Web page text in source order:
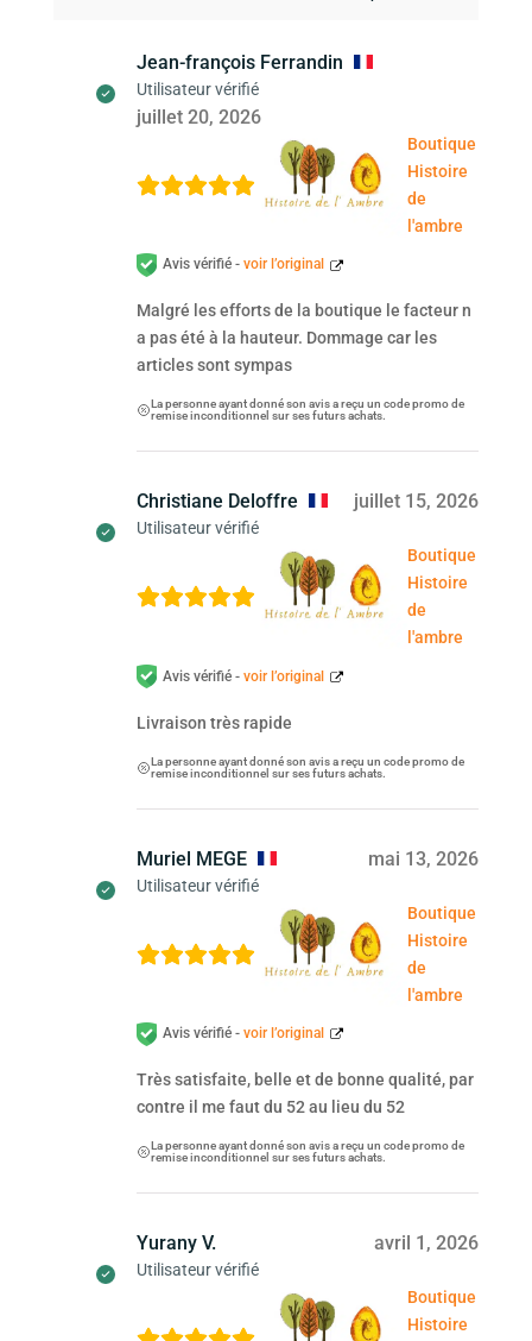
Jean-françois Ferrandin
Utilisateur vérifié
juillet 20, 2026
Boutique
Histoire
de
l'ambre
Avis vérifié - voir l’original
Malgré les efforts de la boutique le facteur n
a pas été à la hauteur. Dommage car les
articles sont sympas
La personne ayant donné son avis a reçu un code promo de
remise inconditionnel sur ses futurs achats.
Christiane Deloffre
Utilisateur vérifié
juillet 15, 2026
Boutique
Histoire
de
l'ambre
Avis vérifié - voir l’original
Livraison très rapide
La personne ayant donné son avis a reçu un code promo de
remise inconditionnel sur ses futurs achats.
Muriel MEGE
Utilisateur vérifié
mai 13, 2026
Boutique
Histoire
de
l'ambre
Avis vérifié - voir l’original
Très satisfaite, belle et de bonne qualité, par
contre il me faut du 52 au lieu du 52
La personne ayant donné son avis a reçu un code promo de
remise inconditionnel sur ses futurs achats.
Yurany V.
Utilisateur vérifié
avril 1, 2026
Boutique
Histoire